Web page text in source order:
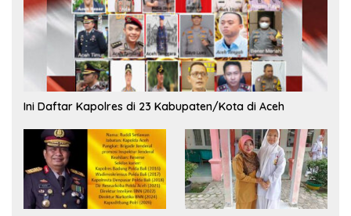
Ini Daftar Kapolres di 23 Kabupaten/Kota di Aceh